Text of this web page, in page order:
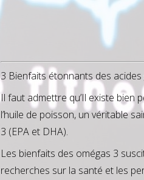
3 Bienfaits étonnants des acides
Il faut admettre qu’Il existe bien
l’huile de poisson, un véritable
3 (EPA et DHA).
Les bienfaits des omégas 3
recherches sur la santé et les